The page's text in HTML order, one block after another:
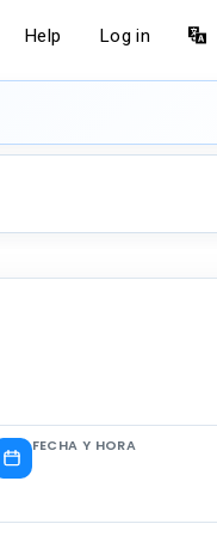
Log in
Help
FECHA Y HORA